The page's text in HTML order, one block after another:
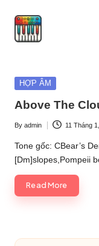
Skip
Posted
HỢP ÂM
Above The
Posted
by
By admin 11 Tháng
Tone gốc: CBear’s
[Dm]slopes,Pompeii
Read More